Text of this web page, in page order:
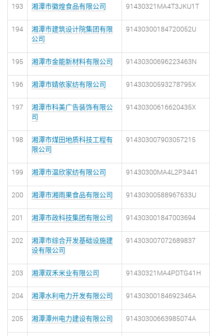
193 湘潭市徽煌食品有限公司 91430321MA4T3JKU1T
194
湘潭市建筑设计院集团有限
公司
91430300184720052U
195 湘潭市金能新材料有限公司 91430300696223463N
196 湘潭市婧依家纺有限公司 91430300593278795X
197
湘潭市科美广告装饰有限公
司
91430300616620435X
198
湘潭市煤田地质科技工程有
限公司
914303007903057215
199 湘潭市温欣家纺有限公司 91430300MA4L2P3441
200 湘潭市湘雨果食品有限公司 91430300588967633U
201 湘潭市政科技集团有限公司 914303001847003694
202
湘潭市综合开发基础设施建
设有限公司
914303007072689837
203 湘潭双禾米业有限公司 91430321MA4PDTG41H
204 湘潭水利电力开发有限公司 91430300184692346A
205 湘潭潭州电力建设有限公司 91430300663985074A